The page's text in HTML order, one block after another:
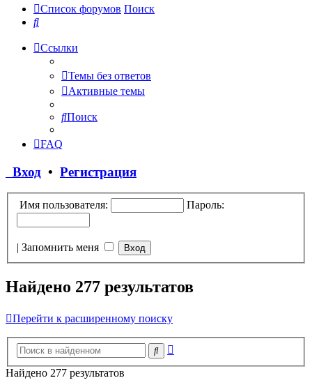
Список форумов Поиск
Поиск
Ссылки
Темы без ответов
Активные темы
Поиск
FAQ
Вход • Регистрация
Имя пользователя: Пароль:
| Запомнить меня
Найдено 277 результатов
Перейти к расширенному поиску
Поиск
Найдено 277 результатов